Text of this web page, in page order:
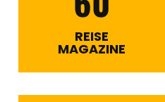
REISE
MAGAZINE